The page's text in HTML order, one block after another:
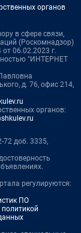
органов
в сфере связи,
(Роскомнадзор)
06.02.2023 г.
"ИНТЕРНЕТ
д. 76, офис 214,
органов:
72 доб. 3335,
регулируются:
ПО